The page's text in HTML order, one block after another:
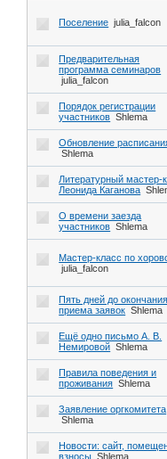
Поселение julia_falcon
Предварительная
программа семинаров
julia_falcon
Порядок регистрации
участников Shlema
Обновление
Shlema
Литературный мастер-
Леонида Каганова
О времени заезда
участников Shlema
Мастер-класс по
julia_falcon
Пять дней до окончания
приема заявок Shlema
Ещё одно письмо А. В.
Немировой Shlema
Правила поведения и
проживания Shlema
Заявление оргкомитета
Shlema
Новости: сайт,
взносы Shlema